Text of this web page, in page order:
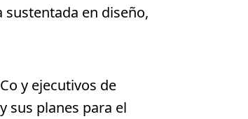
en diseño,
y ejecutivos de
sus planes para el